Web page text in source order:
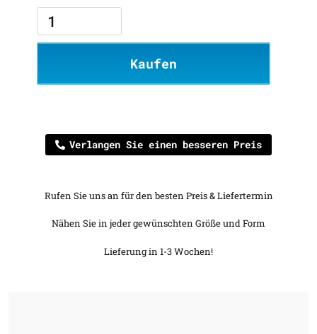
Kaufen
Verlangen Sie einen besseren Preis
Rufen Sie uns an für den besten Preis & Liefertermin
Nähen Sie in jeder gewünschten Größe und Form
Lieferung in 1-3 Wochen!